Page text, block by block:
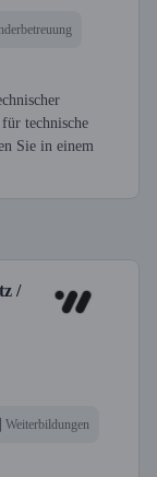
technische
Sie in einem
/
Weiterbildungen